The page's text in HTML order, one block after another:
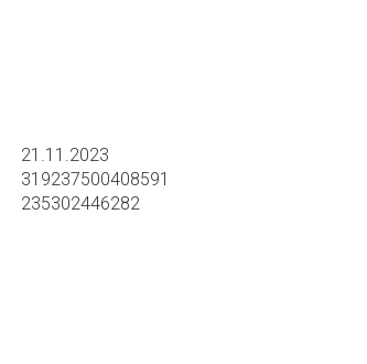
21.11.2023
319237500408591
235302446282